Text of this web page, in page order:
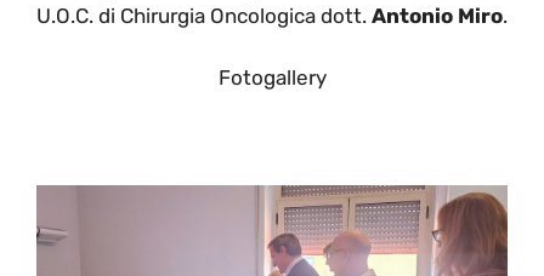
U.O.C. di Chirurgia Oncologica dott. Antonio Miro.
Fotogallery